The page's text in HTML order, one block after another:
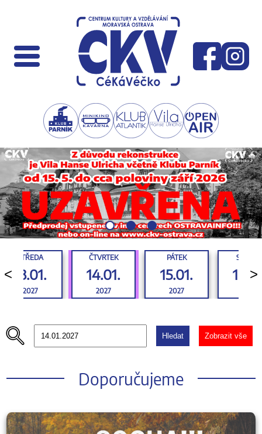
<
STŘEDA
13.01.
2027
ČTVRTEK
14.01.
2027
PÁTEK
15.01.
2027
>
Hledat Zobrazit vše
Doporučujeme